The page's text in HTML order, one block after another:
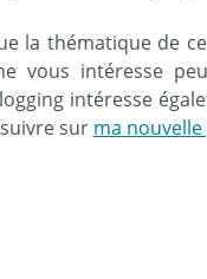
la thématique de
vous intéresse
intéresse
sur ma nouvelle